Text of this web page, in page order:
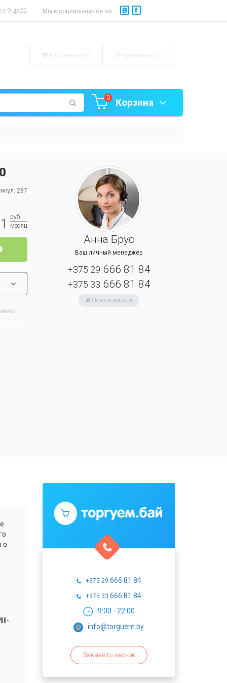
9 до 22 Мы в социальных сетях:
0 Корзина
287
руб.
месяц
Анна Брус
Ваш личный менеджер
+375 29 666 81 84
+375 33 666 81 84
Пожаловаться
+375 29 666 81 84
+375 33 666 81 84
9:00 - 22:00
info@torguem.by
Заказать звонок